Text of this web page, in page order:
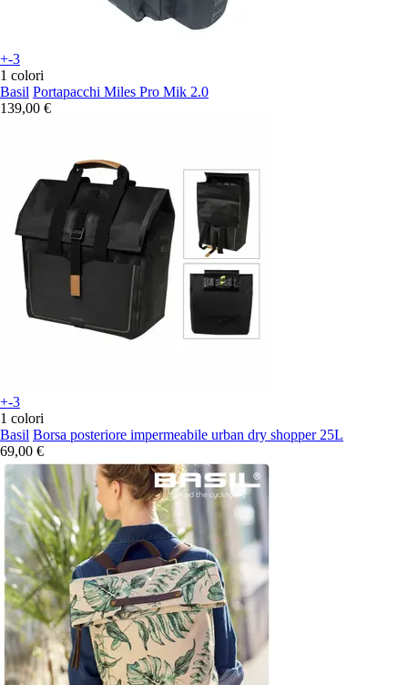
+-3
1 colori
Basil Portapacchi Miles Pro Mik 2.0
139,00 €
+-3
1 colori
Basil Borsa posteriore impermeabile urban dry shopper 25L
69,00 €